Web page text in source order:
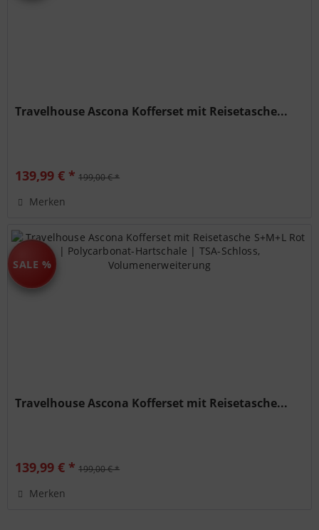
Travelhouse Ascona Kofferset mit Reisetasche...
139,99 € * 199,00 € *
Merken
SALE %
Travelhouse Ascona Kofferset mit Reisetasche...
139,99 € * 199,00 € *
Merken